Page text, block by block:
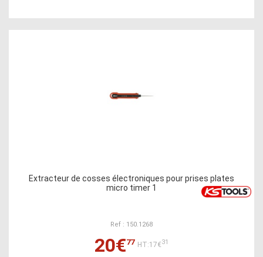
Extracteur de cosses électroniques pour prises plates
micro timer 1
Ref : 150.1268
20€77 HT:17€31